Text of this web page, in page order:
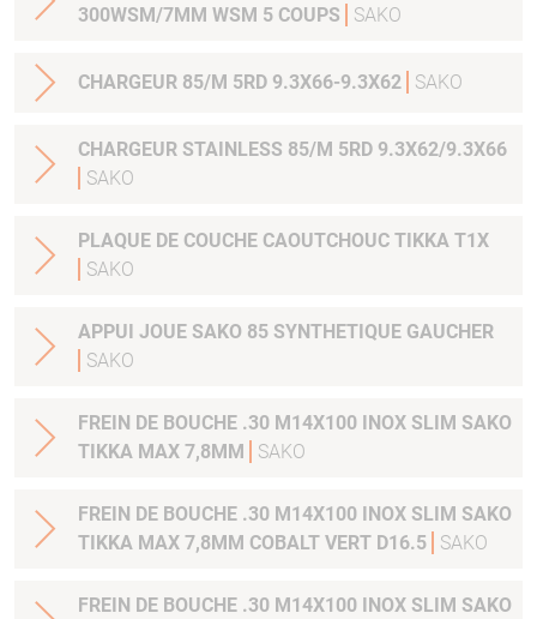
300WSM/7MM WSM 5 COUPS
SAKO
CHARGEUR 85/M 5RD 9.3X66-9.3X62 SAKO
CHARGEUR STAINLESS 85/M 5RD 9.3X62/9.3X66
SAKO
PLAQUE DE COUCHE CAOUTCHOUC TIKKA T1X
SAKO
APPUI JOUE SAKO 85 SYNTHETIQUE GAUCHER
SAKO
FREIN DE BOUCHE .30 M14X100 INOX SLIM SAKO
TIKKA MAX 7,8MM
SAKO
FREIN DE BOUCHE .30 M14X100 INOX SLIM SAKO
TIKKA MAX 7,8MM COBALT VERT D16.5
SAKO
FREIN DE BOUCHE .30 M14X100 INOX SLIM SAKO